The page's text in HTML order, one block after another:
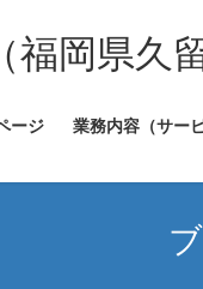
岡県久留
ージ 業務内容（サー